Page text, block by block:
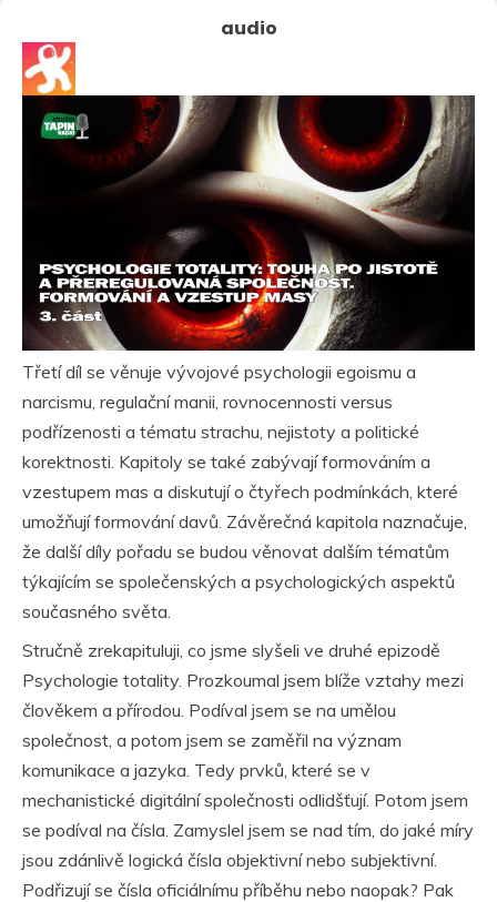
audio
Třetí díl se věnuje vývojové psychologii egoismu a
narcismu, regulační manii, rovnocennosti versus
podřízenosti a tématu strachu, nejistoty a politické
korektnosti. Kapitoly se také zabývají formováním a
vzestupem mas a diskutují o čtyřech podmínkách, které
umožňují formování davů. Závěrečná kapitola naznačuje,
že další díly pořadu se budou věnovat dalším tématům
týkajícím se společenských a psychologických aspektů
současného světa.
Stručně zrekapituluji, co jsme slyšeli ve druhé epizodě
Psychologie totality. Prozkoumal jsem blíže vztahy mezi
člověkem a přírodou. Podíval jsem se na umělou
společnost, a potom jsem se zaměřil na význam
komunikace a jazyka. Tedy prvků, které se v
mechanistické digitální společnosti odlidšťují. Potom jsem
se podíval na čísla. Zamyslel jsem se nad tím, do jaké míry
jsou zdánlivě logická čísla objektivní nebo subjektivní.
Podřizují se čísla oficiálnímu příběhu nebo naopak? Pak